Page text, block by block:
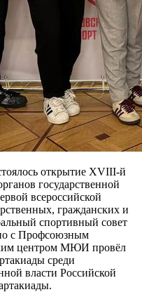
открытие XVIII-й
государственной
всероссийской
гражданских и
спортивный совет
с Профсоюзным
центром МЮИ провёл
среди
власти Российской